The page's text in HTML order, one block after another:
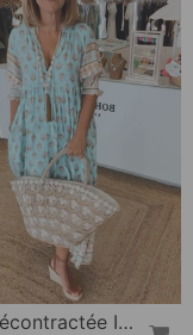
Robe Décontractée Imprimée À Col En V Et Demi-Manches